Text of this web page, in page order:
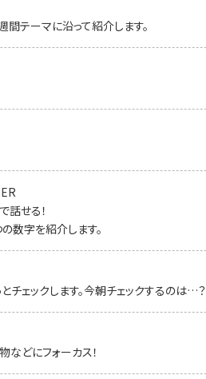
テーマに沿って紹介します。
話せる！
数字を紹介します。
チェックします。今朝チェックするのは…？
などにフォーカス！